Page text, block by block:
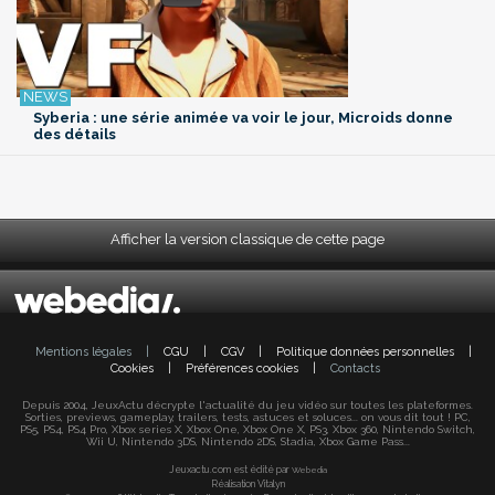
Syberia : une série animée va voir le jour, Microids donne
des détails
Afficher la version classique de cette page
Mentions légales CGU CGV Politique données personnelles
Cookies
Préférences cookies Contacts
Depuis 2004, JeuxActu décrypte l'actualité du jeu vidéo sur toutes les plateformes.
Sorties, previews, gameplay, trailers, tests, astuces et soluces... on vous dit tout ! PC,
PS5, PS4, PS4 Pro, Xbox series X, Xbox One, Xbox One X, PS3, Xbox 360, Nintendo Switch,
Wii U, Nintendo 3DS, Nintendo 2DS, Stadia, Xbox Game Pass...
Jeuxactu.com est édité par Webedia
Réalisation Vitalyn